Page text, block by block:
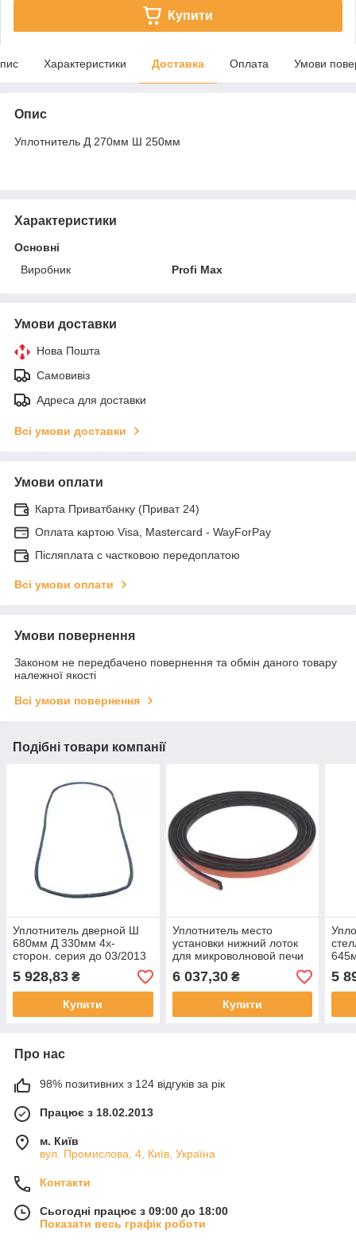
Купити
Характеристики Доставка Оплата Умови
Опис
Уплотнитель Д 270мм Ш 250мм
Характеристики
Основні
Виробник
Profi Max
Умови доставки
Нова Пошта
Самовивіз
Адреса для доставки
Всі умови доставки
Умови оплати
Карта Приватбанку (Приват 24)
Оплата картою Visa, Mastercard - WayForPay
Післяплата с частковою передоплатою
Всі умови оплати
Умови повернення
Законом не передбачено повернення та обмін даного товару
належної якості
Всі умови повернення
Подібні товари компанії
Уплотнитель дверной Ш
680мм Д 330мм 4х-
сторон. серия до 03/2013
с 12тью крепежными
крючками для Amatis,
Bartscher
5 928,83 ₴
Купити
Уплотнитель место
установки нижний лоток
для микроволновой печи
Д 2130мм Ш 115мм В 7мм
для ACP
6 037,30₴
Купити
5
Про нас
98% позитивних з 124 відгуків за рік
Працює з 18.02.2013
м. Київ
вул. Промислова, 4, Київ, Україна
Контакти
Сьогодні працює з 09:00 до 18:00
Показати весь графік роботи